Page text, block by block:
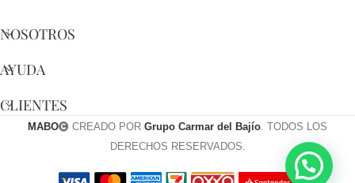
NOSOTROS
AYUDA
CLIENTES
MABO CREADO POR Grupo Carmar del Bajío . TODOS LOS
DERECHOS RESERVADOS.